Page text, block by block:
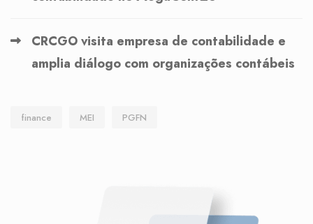
CRCGO visita empresa de contabilidade e
amplia diálogo com organizações contábeis
finance MEI PGFN